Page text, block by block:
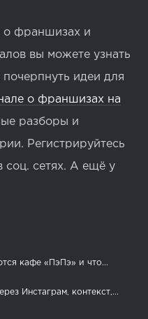
о франшизах и
вы можете узнать
идеи для
о франшизах на
разборы и
Регистрируйтесь
соц. сетях. А ещё у
кафе «ПэПэ» и что...
Инстаграм, контекст,...